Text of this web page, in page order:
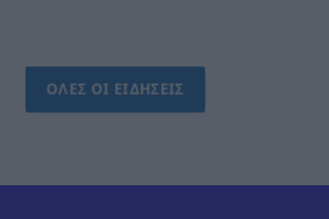
ΟΛΕΣ ΟΙ ΕΙΔΗΣΕΙΣ